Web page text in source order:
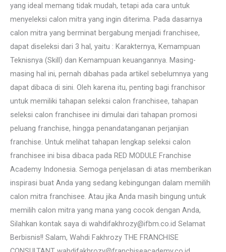
yang ideal memang tidak mudah, tetapi ada cara untuk
menyeleksi calon mitra yang ingin diterima. Pada dasarnya
calon mitra yang berminat bergabung menjadi franchisee,
dapat diseleksi dari 3 hal, yaitu : Karakternya, Kemampuan
Teknisnya (Skill) dan Kemampuan keuangannya. Masing-
masing hal ini, pernah dibahas pada artikel sebelumnya yang
dapat dibaca di sini. Oleh karena itu, penting bagi franchisor
untuk memiliki tahapan seleksi calon franchisee, tahapan
seleksi calon franchisee ini dimulai dari tahapan promosi
peluang franchise, hingga penandatanganan perjanjian
franchise. Untuk melihat tahapan lengkap seleksi calon
franchisee ini bisa dibaca pada RED MODULE Franchise
Academy Indonesia. Semoga penjelasan di atas memberikan
inspirasi buat Anda yang sedang kebingungan dalam memilih
calon mitra franchisee. Atau jika Anda masih bingung untuk
memilih calon mitra yang mana yang cocok dengan Anda,
Silahkan kontak saya di wahdifakhrozy@ifbm.co.id Selamat
Berbisnis!! Salam, Wahdi Fakhrozy THE FRANCHISE